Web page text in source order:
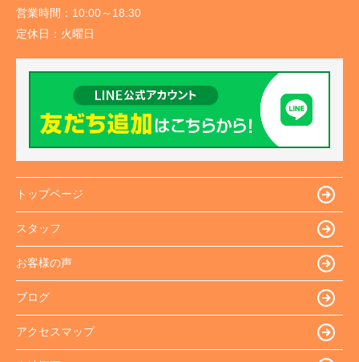
営業時間： 10:00～18:30
定休日： 火曜日
トップページ
スタッフ
お客様の声
ブログ
アクセスマップ